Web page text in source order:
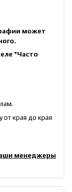
может
"Часто
края до края
менеджеры